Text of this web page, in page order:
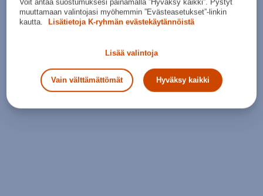
Voit antaa suostumuksesi painamalla ”Hyväksy kaikki”. Pystyt
muuttamaan valintojasi myöhemmin ”Evästeasetukset”-linkin
kautta.
Lisätietoja K-ryhmän evästekäytännöistä
Lisää valintoja
Vain välttämättömät Hyväksy kaikki